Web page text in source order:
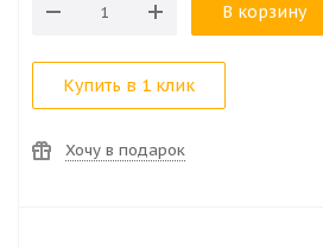
В корзину
Купить в 1 клик
Хочу в подарок